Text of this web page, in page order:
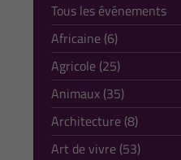
Tous les événements
Africaine (6)
Agricole (25)
Animaux (35)
Architecture (8)
Art de vivre (53)